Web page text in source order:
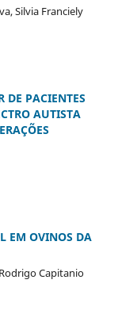
Silvia Franciely
DE PACIENTES
AUTISTA
EM OVINOS DA
Capitanio